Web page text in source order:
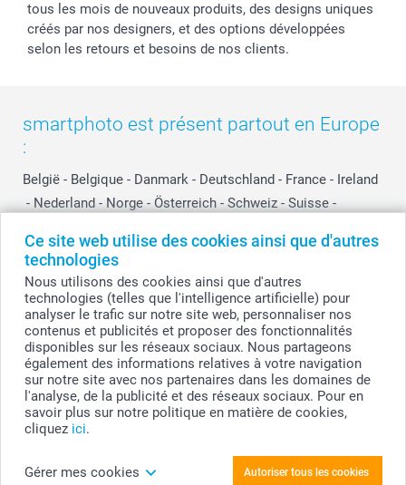
Ce site web utilise des cookies ainsi que d'autres
technologies
Nous utilisons des cookies ainsi que d'autres
technologies (telles que l'intelligence artificielle) pour
analyser le trafic sur notre site web, personnaliser nos
contenus et publicités et proposer des fonctionnalités
disponibles sur les réseaux sociaux. Nous partageons
également des informations relatives à votre navigation
sur notre site avec nos partenaires dans les domaines de
l'analyse, de la publicité et des réseaux sociaux. Pour en
savoir plus sur notre politique en matière de cookies,
cliquez ici.
Gérer mes cookies Autoriser tous les cookies
tous les mois de nouveaux produits, des designs uniques
créés par nos designers, et des options développées
selon les retours et besoins de nos clients.
smartphoto est présent partout en Europe
:
België - Belgique - Danmark - Deutschland - France - Ireland
- Nederland - Norge - Österreich - Schweiz - Suisse -
Other Countries
© smartphoto group. Tous droits réservés
smartphoto group SA.
Siège social : Kwatrechtsteenweg 160, 9230 Wetteren, Belgique
Numéro de TVA BE 0405.706.755
Numéro d'entreprise 0405.706.755.
Tous les prix sont en EURO (€), TVA incluse et hors frais de port.